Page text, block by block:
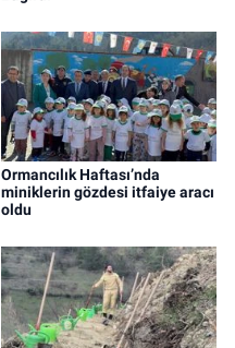
Ormancılık Haftası’nda
miniklerin gözdesi itfaiye aracı
oldu